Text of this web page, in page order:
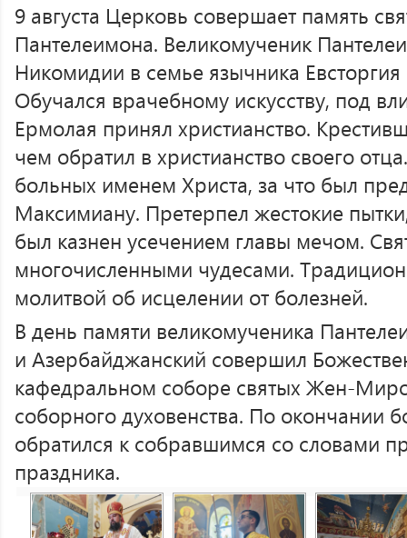
9 августа Церковь совершает память
Пантелеимона. Великомученик
Никомидии в семье язычника Евсторгия
Обучался врачебному искусству, под
Ермолая принял христианство.
чем обратил в христианство своего
больных именем Христа, за что был
Максимиану. Претерпел жестокие
был казнен усечением главы мечом.
многочисленными чудесами.
молитвой об исцелении от болезней.
В день памяти великомученика
и Азербайджанский совершил
кафедральном соборе святых Жен-
соборного духовенства. По окончании
обратился к собравшимся со словами
праздника.